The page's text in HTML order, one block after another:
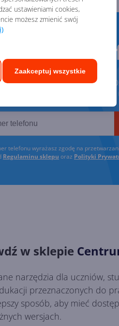
ustawieniami cookies,
możesz zmienić swój
Zaakceptuj wszystkie
wyborze
oddzwonimy i
minut w dni robocze w godzinach
telefonu wyrażasz zgodę na
Regulaminu sklepu oraz Polityki
w sklepie
narzędzia dla uczniów,
przeznaczonych do
sposób, aby mieć
wersjach.